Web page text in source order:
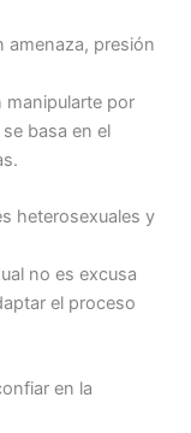
amenaza, presión
manipularte por
basa en el
heterosexuales y
no es excusa
el proceso
en la